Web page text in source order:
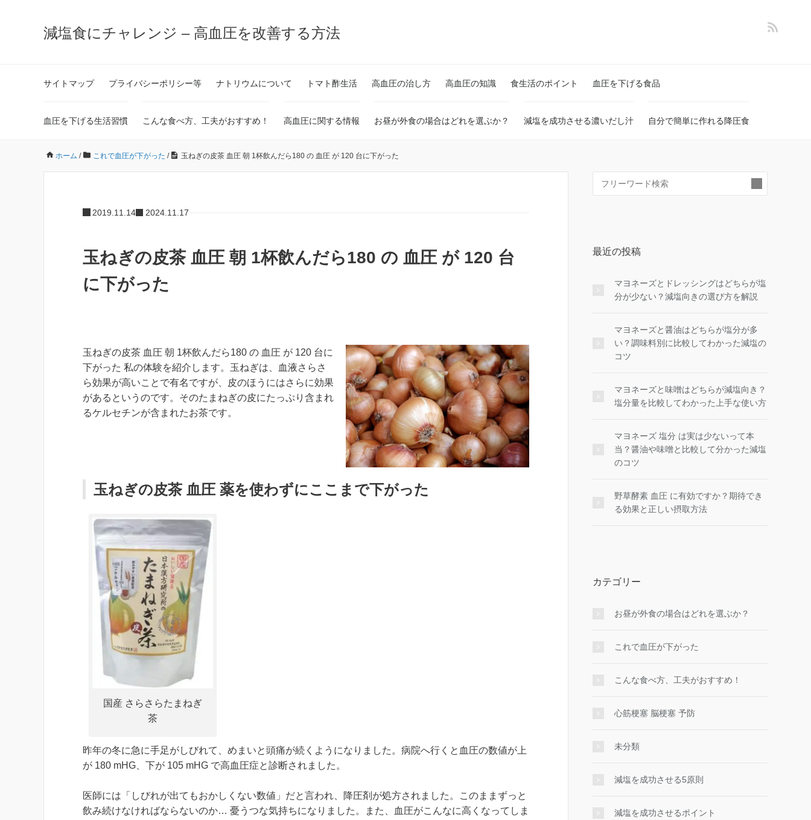
減塩食にチャレンジ – 高血圧を改善する方法
サイトマップ プライバシーポリシー等 ナトリウムについて トマト酢生活 高血圧の治し方 高血圧の知識 食生活のポイント 血圧を下げる食品
血圧を下げる生活習慣 こんな食べ方、工夫がおすすめ！ 高血圧に関する情報 お昼が外食の場合はどれを選ぶか？ 減塩を成功させる濃いだし汁 自分で簡単に作れる降圧食
ホーム / これで血圧が下がった / 玉ねぎの皮茶 血圧 朝 1杯飲んだら180 の 血圧 が 120 台に下がった
2019.11.14 2024.11.17
玉ねぎの皮茶 血圧 朝 1杯飲んだら180 の 血圧 が 120 台
に下がった
玉ねぎの皮茶 血圧 朝 1杯飲んだら180 の 血圧 が 120 台に
下がった 私の体験を紹介します。玉ねぎは、血液さらさ
ら効果が高いことで有名ですが、皮のほうにはさらに効果
があるというのです。そのたまねぎの皮にたっぷり含まれ
るケルセチンが含まれたお茶です。
玉ねぎの皮茶 血圧 薬を使わずにここまで下がった
国産 さらさらたまねぎ
茶
昨年の冬に急に手足がしびれて、めまいと頭痛が続くようになりました。病院へ行くと血圧の数値が上
が 180 mHG、下が 105 mHG で高血圧症と診断されました。
医師には「しびれが出てもおかしくない数値」だと言われ、降圧剤が処方されました。このままずっと
飲み続けなければならないのか… 憂うつな気持ちになりました。また、血圧がこんなに高くなってしま
最近の投稿
マヨネーズとドレッシングはどちらが塩
分が少ない？減塩向きの選び方を解説
マヨネーズと醤油はどちらが塩分が多
い？調味料別に比較してわかった減塩の
コツ
マヨネーズと味噌はどちらが減塩向き？
塩分量を比較してわかった上手な使い方
マヨネーズ 塩分 は実は少ないって本
当？醤油や味噌と比較して分かった減塩
のコツ
野草酵素 血圧 に有効ですか？期待でき
る効果と正しい摂取方法
カテゴリー
お昼が外食の場合はどれを選ぶか？
これで血圧が下がった
こんな食べ方、工夫がおすすめ！
心筋梗塞 脳梗塞 予防
未分類
減塩を成功させる5原則
減塩を成功させるポイント